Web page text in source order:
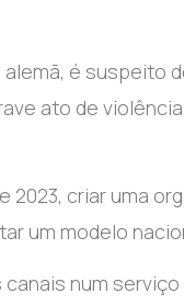
é suspeito
ato de
criar uma
um modelo
num